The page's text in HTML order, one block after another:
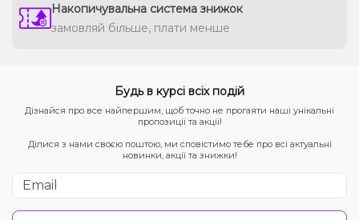
Накопичувальна система знижок
замовляй більше, плати менше
Будь в курсі всіх подій
Дізнайся про все найпершим, щоб точно не прогаяти наші унікальні
пропозиції та акції!
Ділися з нами своєю поштою, ми сповістимо тебе про всі актуальні
новинки, акції та знижки!